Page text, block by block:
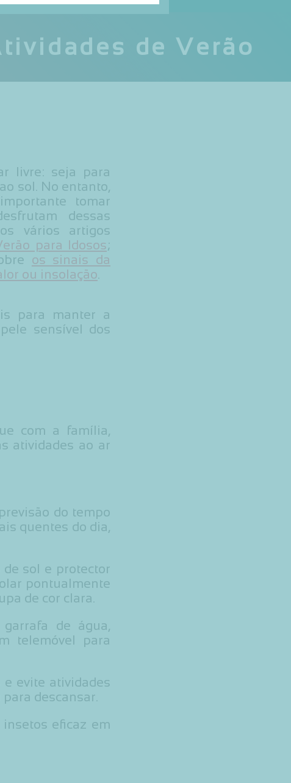
de Verão
livre: seja para
sol. No entanto,
tomar
dessas
vários artigos
para Idosos;
os sinais da
ou insolação
para manter a
sensível dos
com a família,
atividades ao ar
do tempo
quentes do dia,
de sol e protector
pontualmente
de cor clara.
de água,
telemóvel para
evite atividades
descansar.
eficaz em